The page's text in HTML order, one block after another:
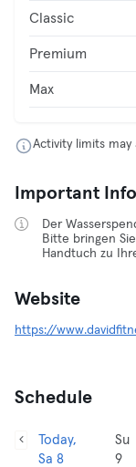
Classic
Premium
Max
Activity limits may
Important Info
Der
Bitte bringen
Handtuch zu
Website
https://
Schedule
Today,
Sa 8
Su
9